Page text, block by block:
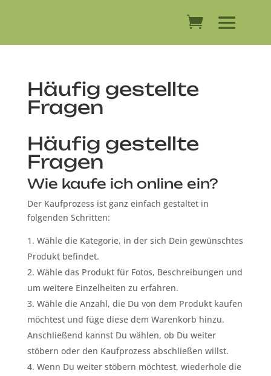
Häufig gestellte
Fragen
Häufig gestellte
Fragen
Wie kaufe ich online ein?
Der Kaufprozess ist ganz einfach gestaltet in
folgenden Schritten:
Wähle die Kategorie, in der sich Dein gewünschtes
Produkt befindet.
Wähle das Produkt für Fotos, Beschreibungen und
um weitere Einzelheiten zu erfahren.
Wähle die Anzahl, die Du von dem Produkt kaufen
möchtest und füge diese dem Warenkorb hinzu.
Anschließend kannst Du wählen, ob Du weiter
stöbern oder den Kaufprozess abschließen willst.
Wenn Du weiter stöbern möchtest, wiederhole die